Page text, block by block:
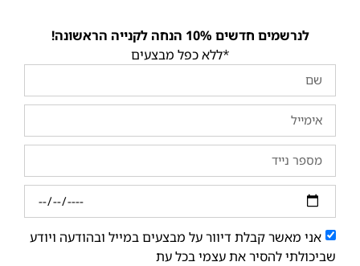
לנרשמים חדשים 10% הנחה לקנייה הראשונה!
*ללא כפל מבצעים
אני מאשר קבלת דיוור על מבצעים במייל ובהודעה ויודע
שביכולתי להסיר את עצמי בכל עת